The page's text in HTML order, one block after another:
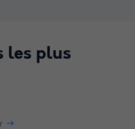
les plus